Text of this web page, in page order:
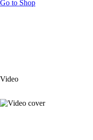
Go to Shop
Video